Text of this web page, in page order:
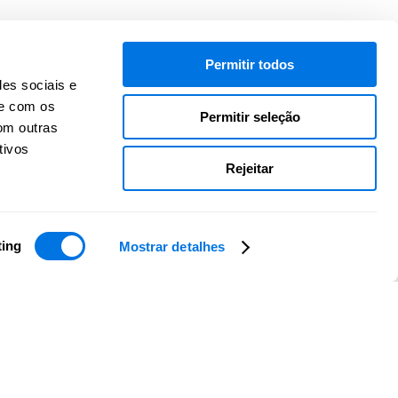
sociais e
com os
outras
Mostrar detalhes
Permitir todos
Permitir seleção
Rejeitar